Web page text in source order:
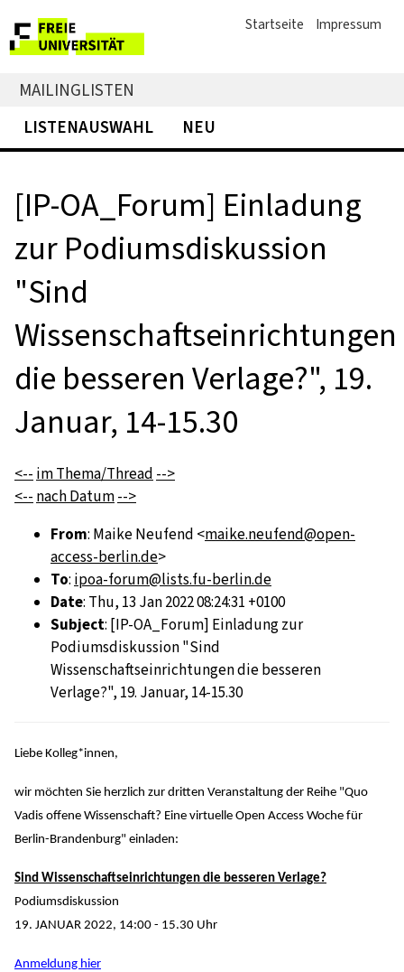
Startseite Impressum
MAILINGLISTEN
LISTENAUSWAHL
NEU
[IP-OA_Forum] Einladung
zur Podiumsdiskussion
"Sind
Wissenschaftseinrichtungen
die besseren Verlage?", 19.
Januar, 14-15.30
<-- im Thema/Thread -->
<-- nach Datum-->
From: Maike Neufend <maike.neufend@open-
access-berlin.de>
To: ipoa-forum@lists.fu-berlin.de
Date: Thu, 13 Jan 2022 08:24:31 +0100
Subject: [IP-OA_Forum] Einladung zur
Podiumsdiskussion "Sind
Wissenschaftseinrichtungen die besseren
Verlage?", 19. Januar, 14-15.30
Liebe Kolleg*innen,
wir möchten Sie herzlich zur dritten Veranstaltung der Reihe "Quo
Vadis offene Wissenschaft? Eine virtuelle Open Access Woche für
Berlin-Brandenburg" einladen:
Sind Wissenschaftseinrichtungen die besseren Verlage?
Podiumsdiskussion
19. JANUAR 2022, 14:00 - 15.30 Uhr
Anmeldung hier